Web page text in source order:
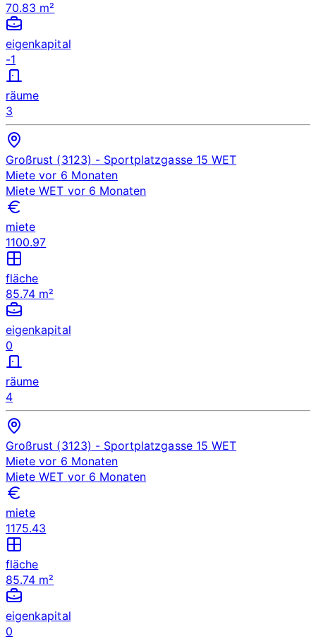
70.83 m²
eigenkapital
-1
räume
3
Großrust (3123) - Sportplatzgasse 15 WET
Miete vor 6 Monaten
Miete WET vor 6 Monaten
miete
1100.97
fläche
85.74 m²
eigenkapital
0
räume
4
Großrust (3123) - Sportplatzgasse 15 WET
Miete vor 6 Monaten
Miete WET vor 6 Monaten
miete
1175.43
fläche
85.74 m²
eigenkapital
0